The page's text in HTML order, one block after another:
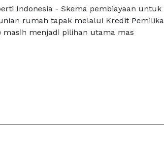
Indonesia - Skema pembiayaan untuk
rumah tapak melalui Kredit
masih menjadi pilihan utama mas